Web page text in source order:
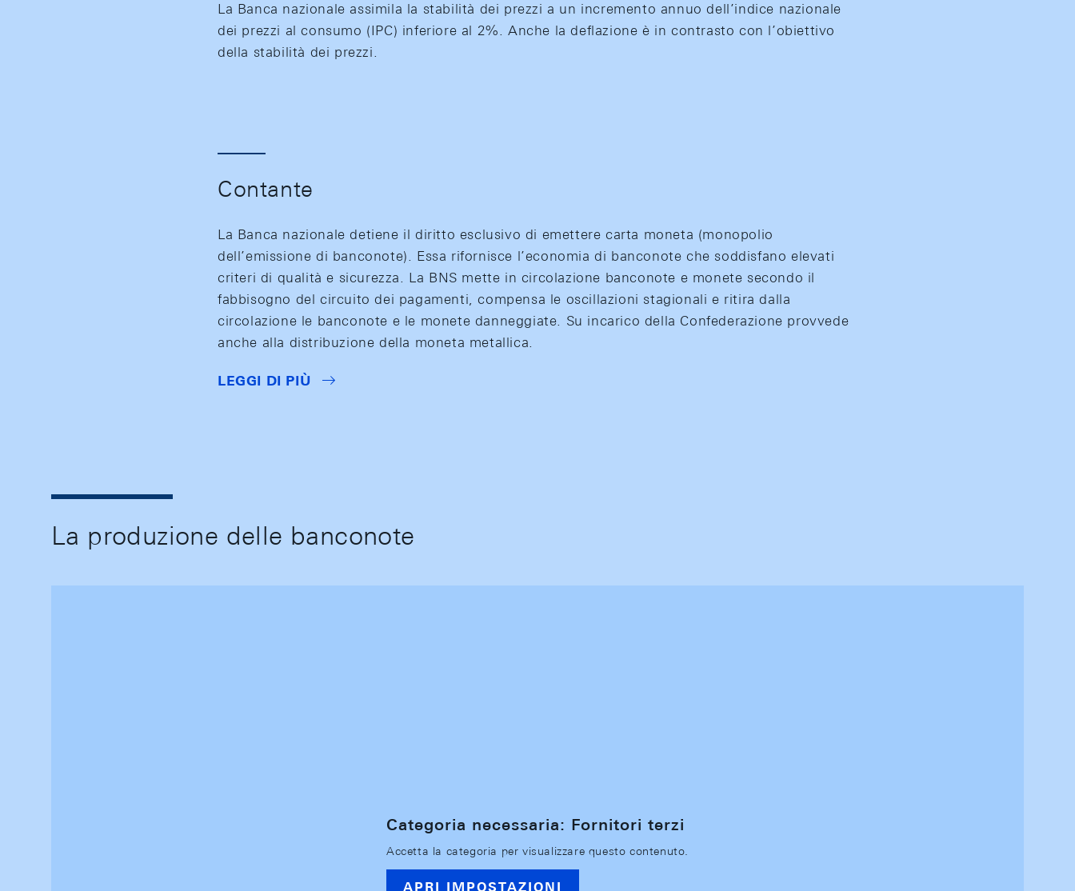
La Banca nazionale assimila la stabilità dei prezzi a un incremento annuo dell’indice nazionale
dei prezzi al consumo (IPC) inferiore al 2%. Anche la deflazione è in contrasto con l’obiettivo
della stabilità dei prezzi.
Contante
La Banca nazionale detiene il diritto esclusivo di emettere carta moneta (monopolio
dell’emissione di banconote). Essa rifornisce l’economia di banconote che soddisfano elevati
criteri di qualità e sicurezza. La BNS mette in circolazione banconote e monete secondo il
fabbisogno del circuito dei pagamenti, compensa le oscillazioni stagionali e ritira dalla
circolazione le banconote e le monete danneggiate. Su incarico della Confederazione provvede
anche alla distribuzione della moneta metallica.
LEGGI DI PIÙ
La produzione delle banconote
Categoria necessaria: Fornitori terzi
Accetta la categoria per visualizzare questo contenuto.
APRI IMPOSTAZIONI